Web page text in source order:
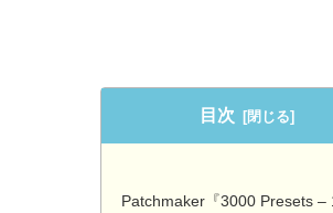
目次
Patchmaker『3000 Presets –